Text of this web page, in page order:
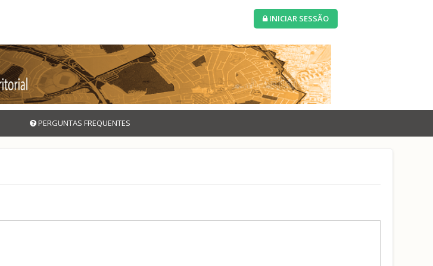
INICIAR SESSÃO
PERGUNTAS FREQUENTES